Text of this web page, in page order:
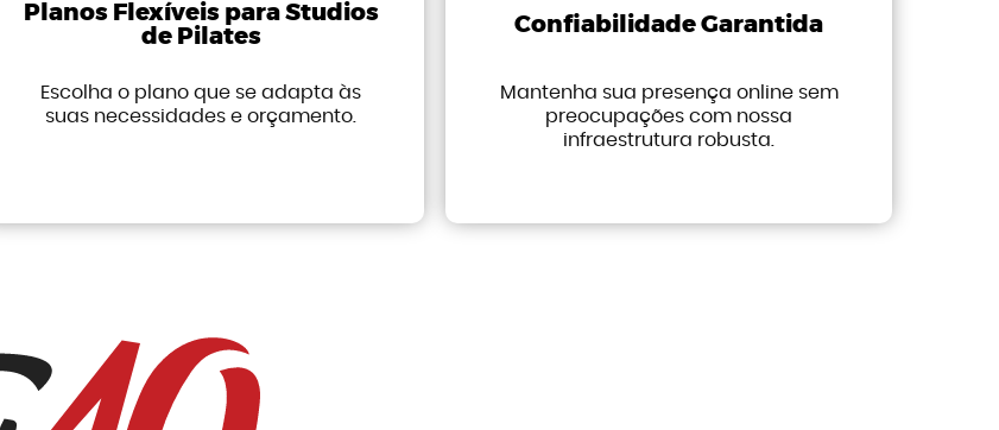
Planos Flexíveis para Studios
de Pilates
Escolha o plano que se adapta às
suas necessidades e orçamento.
Confiabilidade Garantida
Mantenha sua presença online sem
preocupações com nossa
infraestrutura robusta.